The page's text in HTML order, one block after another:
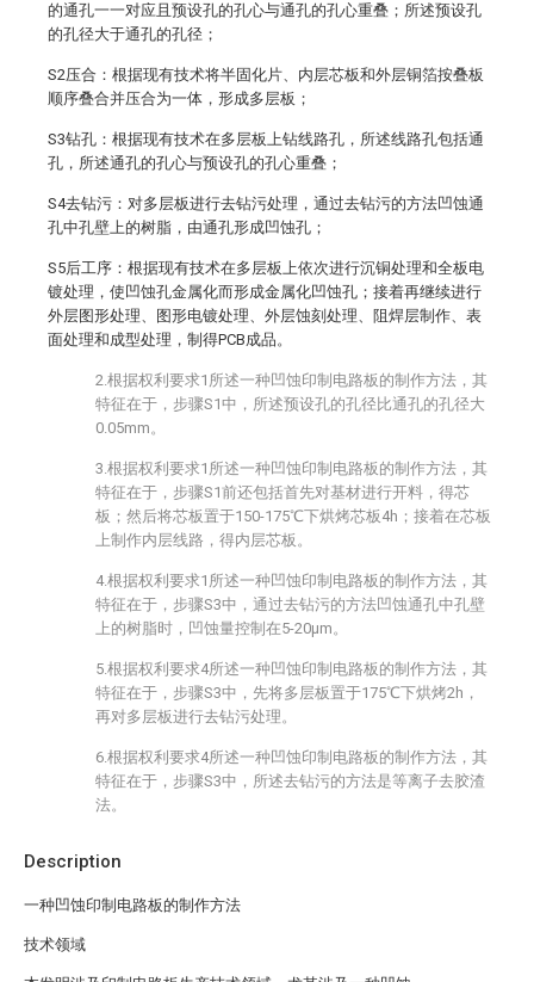
Description
一种凹蚀印制电路板的制作方法
技术领域
的通孔一一对应且预设孔的孔心与通孔的孔心重叠；所述预设孔
的孔径大于通孔的孔径；
S2压合：根据现有技术将半固化片、内层芯板和外层铜箔按叠板
顺序叠合并压合为一体，形成多层板；
S3钻孔：根据现有技术在多层板上钻线路孔，所述线路孔包括通
孔，所述通孔的孔心与预设孔的孔心重叠；
S4去钻污：对多层板进行去钻污处理，通过去钻污的方法凹蚀通
孔中孔壁上的树脂，由通孔形成凹蚀孔；
S5后工序：根据现有技术在多层板上依次进行沉铜处理和全板电
镀处理，使凹蚀孔金属化而形成金属化凹蚀孔；接着再继续进行
外层图形处理、图形电镀处理、外层蚀刻处理、阻焊层制作、表
面处理和成型处理，制得PCB成品。
2.根据权利要求1所述一种凹蚀印制电路板的制作方法，其
特征在于，步骤S1中，所述预设孔的孔径比通孔的孔径大
0.05mm。
3.根据权利要求1所述一种凹蚀印制电路板的制作方法，其
特征在于，步骤S1前还包括首先对基材进行开料，得芯
板；然后将芯板置于150-175℃下烘烤芯板4h；接着在芯板
上制作内层线路，得内层芯板。
4.根据权利要求1所述一种凹蚀印制电路板的制作方法，其
特征在于，步骤S3中，通过去钻污的方法凹蚀通孔中孔壁
上的树脂时，凹蚀量控制在5-20μm。
5.根据权利要求4所述一种凹蚀印制电路板的制作方法，其
特征在于，步骤S3中，先将多层板置于175℃下烘烤2h，
再对多层板进行去钻污处理。
6.根据权利要求4所述一种凹蚀印制电路板的制作方法，其
特征在于，步骤S3中，所述去钻污的方法是等离子去胶渣
法。